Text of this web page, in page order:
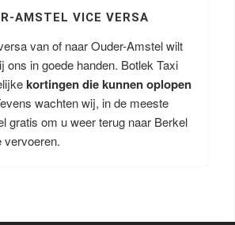
AMSTEL VICE VERSA
van of naar Ouder-Amstel wilt
ons in goede handen. Botlek Taxi
kortingen die kunnen oplopen
wachten wij, in de meeste
gratis om u weer terug naar Berkel
vervoeren.